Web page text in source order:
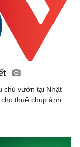
chủ vườn tại Nhật
thuê chụp ảnh.